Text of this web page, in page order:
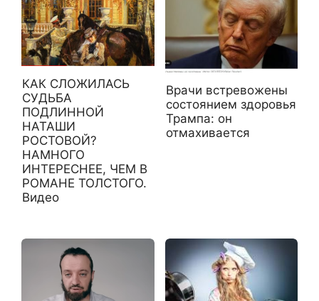
КАК СЛОЖИЛАСЬ
СУДЬБА
ПОДЛИННОЙ
НАТАШИ
РОСТОВОЙ?
НАМНОГО
ИНТЕРЕСНЕЕ, ЧЕМ В
РОМАНЕ ТОЛСТОГО.
Видео
Врачи встревожены
состоянием здоровья
Трампа: он
отмахивается